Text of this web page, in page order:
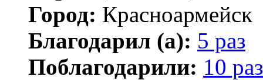
Город: Красноармейск
Благодарил (а): 5 раз
Поблагодарили: 10 раз